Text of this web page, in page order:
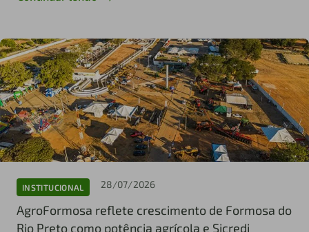
INSTITUCIONAL 28/07/2026
AgroFormosa reflete crescimento de Formosa do
Rio Preto como potência agrícola e Sicredi